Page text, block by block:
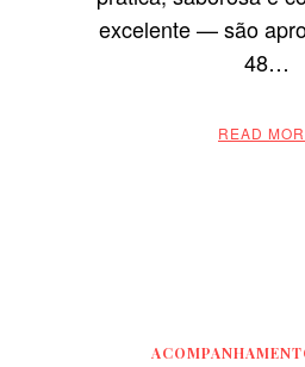
excelente — são
48…
READ